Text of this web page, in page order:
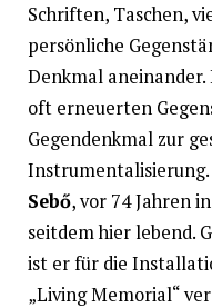
Schriften, Taschen,
persönliche
Denkmal
oft erneuerten
Gegendenkmal zur
Sebő, vor 74 Jahren
seitdem hier lebend.
ist er für die
„Living Memorial“